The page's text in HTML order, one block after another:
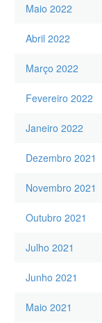
Maio 2022
Abril 2022
Março 2022
Fevereiro 2022
Janeiro 2022
Dezembro 2021
Novembro 2021
Outubro 2021
Julho 2021
Junho 2021
Maio 2021